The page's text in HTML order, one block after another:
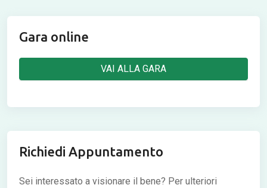
Gara online
VAI ALLA GARA
Richiedi Appuntamento
Sei interessato a visionare il bene? Per ulteriori